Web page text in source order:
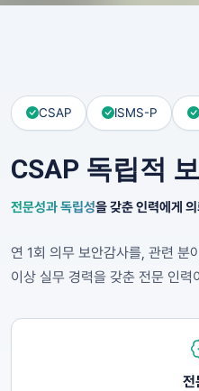
CSAP ISMS-P
CSAP 독립적
전문성과 독립성을 갖춘 인력에게
연 1회 의무 보안감사를, 관련 분
이상 실무 경력을 갖춘 전문 인력
전